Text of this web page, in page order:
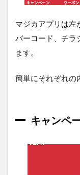
マジカアプリは左
バーコード、チラ
ます。
簡単にそれぞれの
キャンペ